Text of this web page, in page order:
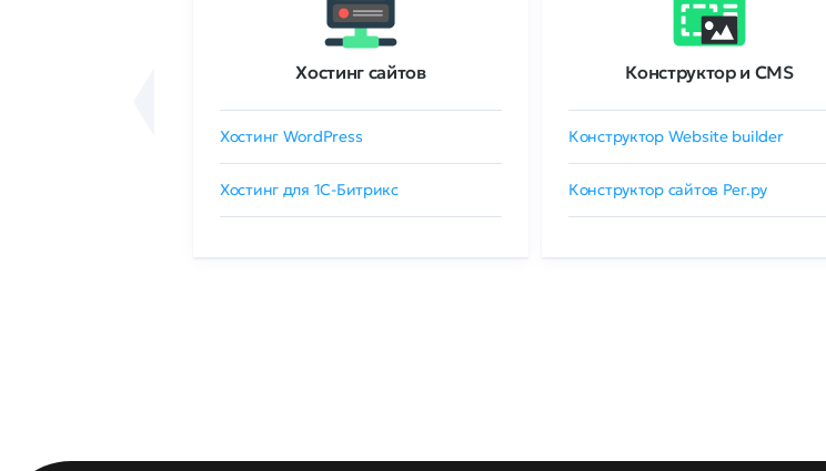
Хостинг сайтов
Хостинг WordPress
Хостинг для 1C-Битрикс
Конструктор и CMS
Конструктор Website builder
Конструктор сайтов Рег.ру